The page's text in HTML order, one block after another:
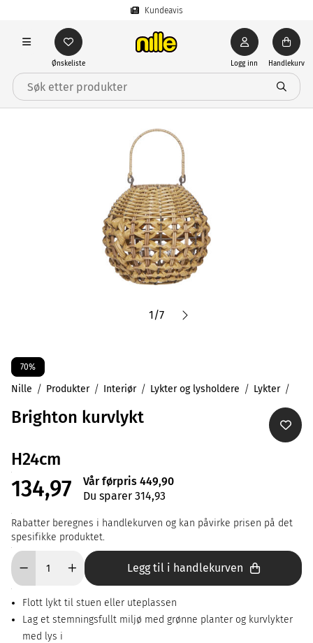
Kundeavis
Ønskeliste Logg inn Handlekurv
1/7
70%
Nille Produkter Interiør Lykter og lysholdere Lykter
Brighton kurvlykt
H24cm
134,97
Vår førpris 449,90
Du sparer 314,93
Rabatter beregnes i handlekurven og kan påvirke prisen på det
spesifikke produktet.
Legg til i handlekurven
Flott lykt til stuen eller uteplassen
Lag et stemningsfullt miljø med grønne planter og kurvlykter
med lys i